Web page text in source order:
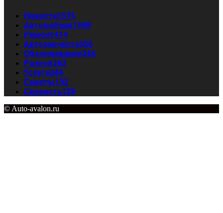
Новости1576
Автомобили1498
Ремонт414
Автозапчасти356
Обслуживание346
Разное263
Услуги244
Советы192
Скорость128
© Auto-avalon.ru